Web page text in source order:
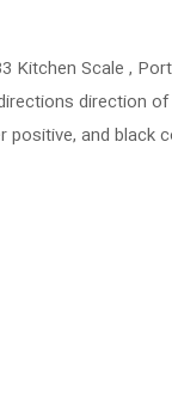
Kitchen Scale ,
direction
and black